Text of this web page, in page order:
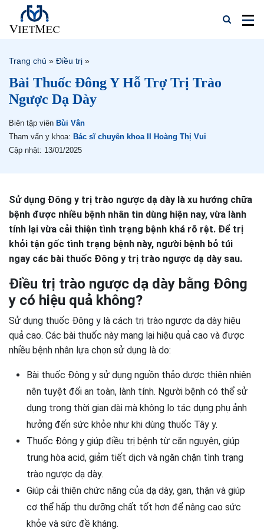
Trang chủ » Điều trị »
Bài Thuốc Đông Y Hỗ Trợ Trị Trào
Ngược Dạ Dày
Biên tập viên Bùi Vân
Tham vấn y khoa: Bác sĩ chuyên khoa II Hoàng Thị Vui
Cập nhật: 13/01/2025
Sử dụng Đông y trị trào ngược dạ dày là xu hướng chữa
bệnh được nhiều bệnh nhân tin dùng hiện nay, vừa lành
tính lại vừa cải thiện tình trạng bệnh khá rõ rệt. Để trị
khỏi tận gốc tình trạng bệnh này, người bệnh bỏ túi
ngay các bài thuốc Đông y trị trào ngược dạ dày sau.
Điều trị trào ngược dạ dày bằng Đông
y có hiệu quả không?
Sử dụng thuốc Đông y là cách trị trào ngược dạ dày hiệu
quả cao. Các bài thuốc này mang lại hiệu quả cao và được
nhiều bệnh nhân lựa chọn sử dụng là do:
Bài thuốc Đông y sử dụng nguồn thảo dược thiên nhiên
nên tuyệt đối an toàn, lành tính. Người bệnh có thể sử
dụng trong thời gian dài mà không lo tác dụng phụ ảnh
hưởng đến sức khỏe như khi dùng thuốc Tây y.
Thuốc Đông y giúp điều trị bệnh từ căn nguyên, giúp
trung hòa acid, giảm tiết dịch và ngăn chặn tình trạng
trào ngược dạ dày.
Giúp cải thiện chức năng của dạ dày, gan, thận và giúp
cơ thể hấp thu dưỡng chất tốt hơn để nâng cao sức
khỏe và sức đề kháng.